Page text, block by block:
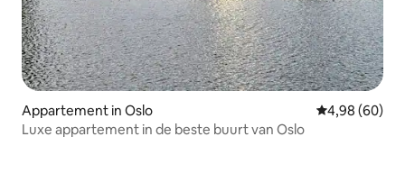
Appartement in Oslo Gemiddelde
4,98 (60)
Luxe appartement in de beste buurt van Oslo